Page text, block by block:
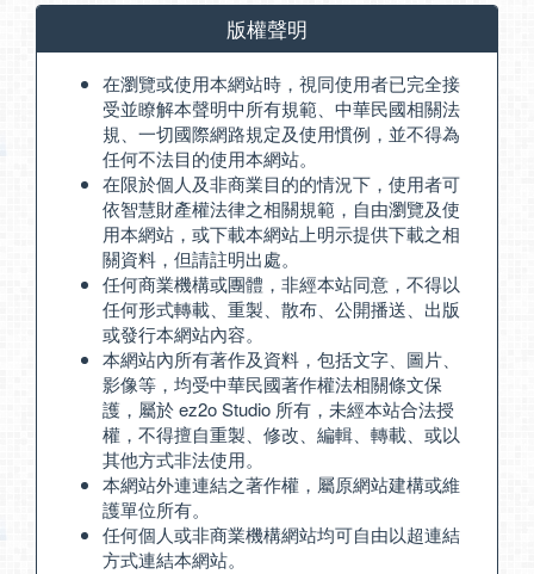
版權聲明
在瀏覽或使用本網站時，視同使用者已完全接
受並瞭解本聲明中所有規範、中華民國相關法
規、一切國際網路規定及使用慣例，並不得為
任何不法目的使用本網站。
在限於個人及非商業目的的情況下，使用者可
依智慧財產權法律之相關規範，自由瀏覽及使
用本網站，或下載本網站上明示提供下載之相
關資料，但請註明出處。
任何商業機構或團體，非經本站同意，不得以
任何形式轉載、重製、散布、公開播送、出版
或發行本網站內容。
本網站內所有著作及資料，包括文字、圖片、
影像等，均受中華民國著作權法相關條文保
護，屬於 ez2o Studio 所有，未經本站合法授
權，不得擅自重製、修改、編輯、轉載、或以
其他方式非法使用。
本網站外連連結之著作權，屬原網站建構或維
護單位所有。
任何個人或非商業機構網站均可自由以超連結
方式連結本網站。